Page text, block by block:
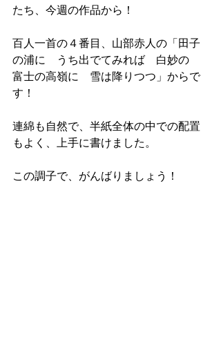
たち、今週の作品から！
百人一首の４番目、山部赤人の「田子
の浦に　うち出でてみれば　白妙の
富士の高嶺に　雪は降りつつ」からで
す！
連綿も自然で、半紙全体の中での配置
もよく、上手に書けました。
この調子で、がんばりましょう！